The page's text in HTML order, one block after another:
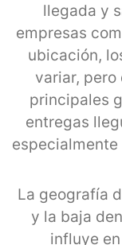
llegada y
empresas
ubicación,
variar, pero
principales
entregas
especialmente
La geografía
y la baja
influye